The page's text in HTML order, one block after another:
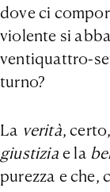
dove ci
violente si
ventiquattro-
turno?
La verità,
giustiziae la
purezza e che,